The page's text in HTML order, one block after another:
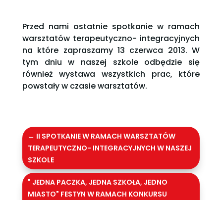
Przed nami ostatnie spotkanie w ramach
warsztatów terapeutyczno- integracyjnych
na które zapraszamy 13 czerwca 2013. W
tym dniu w naszej szkole odbędzie się
również wystawa wszystkich prac, które
powstały w czasie warsztatów.
← II SPOTKANIE W RAMACH WARSZTATÓW
TERAPEUTYCZNO- INTEGRACYJNYCH W NASZEJ
SZKOLE
" JEDNA PACZKA, JEDNA SZKOŁA, JEDNO
MIASTO" FESTYN W RAMACH KONKURSU